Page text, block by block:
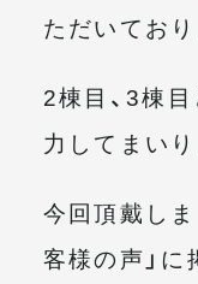
ただいてお
2棟目、3棟
力してまいり
今回頂戴し
客様の声」